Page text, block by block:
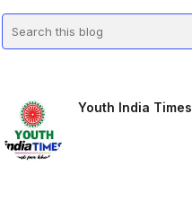
Youth India Times